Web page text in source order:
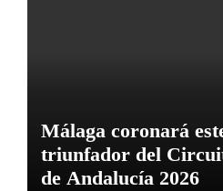
Málaga coronará
triunfador del
de Andalucía 2026